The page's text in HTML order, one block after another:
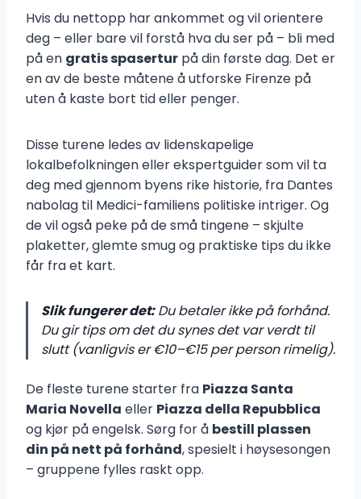
Hvis du nettopp har ankommet og vil orientere
deg – eller bare vil forstå hva du ser på – bli med
på en gratis spasertur på din første dag. Det er
en av de beste måtene å utforske Firenze på
uten å kaste bort tid eller penger.
Disse turene ledes av lidenskapelige
lokalbefolkningen eller ekspertguider som vil ta
deg med gjennom byens rike historie, fra Dantes
nabolag til Medici-familiens politiske intriger. Og
de vil også peke på de små tingene – skjulte
plaketter, glemte smug og praktiske tips du ikke
får fra et kart.
Slik fungerer det:Du betaler ikke på forhånd.
Du gir tips om det du synes det var verdt til
slutt (vanligvis er €10–€15 per person rimelig).
De fleste turene starter fra Piazza Santa
Maria Novella eller Piazza della Repubblica
og kjør på engelsk. Sørg for å bestill plassen
din på nett på forhånd, spesielt i høysesongen
– gruppene fylles raskt opp.